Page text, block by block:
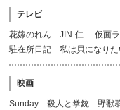
テレビ
花嫁のれん JIN-仁- 仮面
駐在所日記 私は貝になりた
映画
Sunday 殺人と拳銃 野獣